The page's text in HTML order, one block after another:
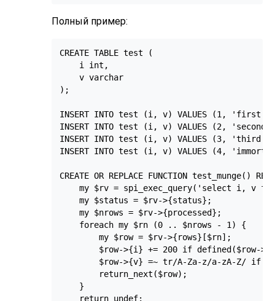
Полный пример:
CREATE TABLE test (
    i int,
    v varchar
);
INSERT INTO test (i, v) VALUES (1, 'first
INSERT INTO test (i, v) VALUES (2,
INSERT INTO test (i, v) VALUES (3, 'third
INSERT INTO test (i, v) VALUES (4,
CREATE OR REPLACE FUNCTION test_munge()
my $rv = spi_exec_query('select i, v
    my $status = $rv->{status};
    my $nrows = $rv->{processed};
    foreach my $rn (0 .. $nrows - 1) {
        my $row = $rv->{rows}[$rn];
$row->{i} += 200 if defined($row-
$row->{v} =~ tr/A-Za-z/a-zA-Z/ if
        return_next($row);
    }
    return undef;